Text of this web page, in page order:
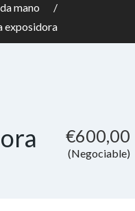
mano
exposidora
€600,00
(Negociable)